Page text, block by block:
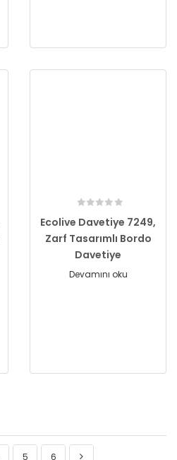
Ecolive Davetiye 7249,
Zarf Tasarımlı Bordo
Davetiye
Devamını oku
5 6